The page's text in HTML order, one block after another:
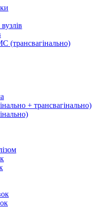
(трансвагінально)
+ трансвагінально)